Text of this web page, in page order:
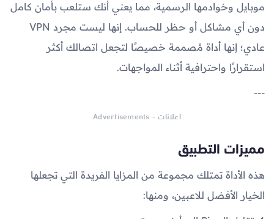
موبايل وخوادمها الرسمية، مما يعني أنك ستلعب بأمان كامل
دون أي مشاكل أو حظر للحساب. إنها ليست مجرد VPN
عادي؛ إنها أداة مُصممة خصيصًا لتجعل اتصالك أكثر
استقرارًا واحترافية أثناء المواجهات.
---
اعلانات - Advertisements
مميزات التطبيق
هذه الأداة تمتلك مجموعة من المزايا الفريدة التي تجعلها
الخيار الأفضل للاعبين، ومنها: